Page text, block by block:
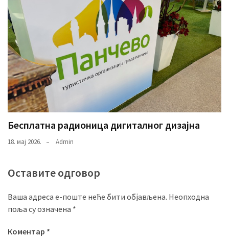
Бесплатна радионица дигиталног дизајна
18. мај 2026. Admin
Оставите одговор
Ваша адреса е-поште неће бити објављена. Неопходна
поља су означена *
Коментар *